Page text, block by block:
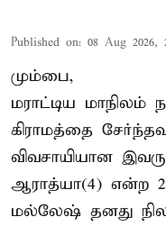
Published on: 08 Aug 2026,
மும்பை,
மராட்டிய மாநிலம்
கிராமத்தை
விவசாயியான
ஆராத்யா(4) என்ற
மல்லேஷ் தனது